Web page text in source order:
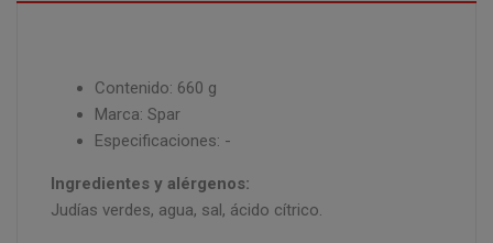
Contenido: 660 g
Marca: Spar
Especificaciones: -
Ingredientes y alérgenos:
Judías verdes, agua, sal, ácido cítrico.